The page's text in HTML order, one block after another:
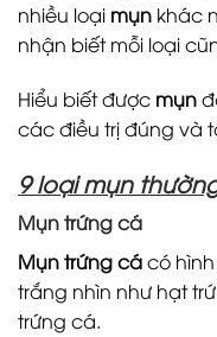
nhiều loại mụn khác
nhận biết mỗi loại
Hiểu biết được mụn
các điều trị đúng và
9 loại mụn
Mụn trứng cá
Mụn trứng cácó
trắng nhìn như hạt
trứng cá.